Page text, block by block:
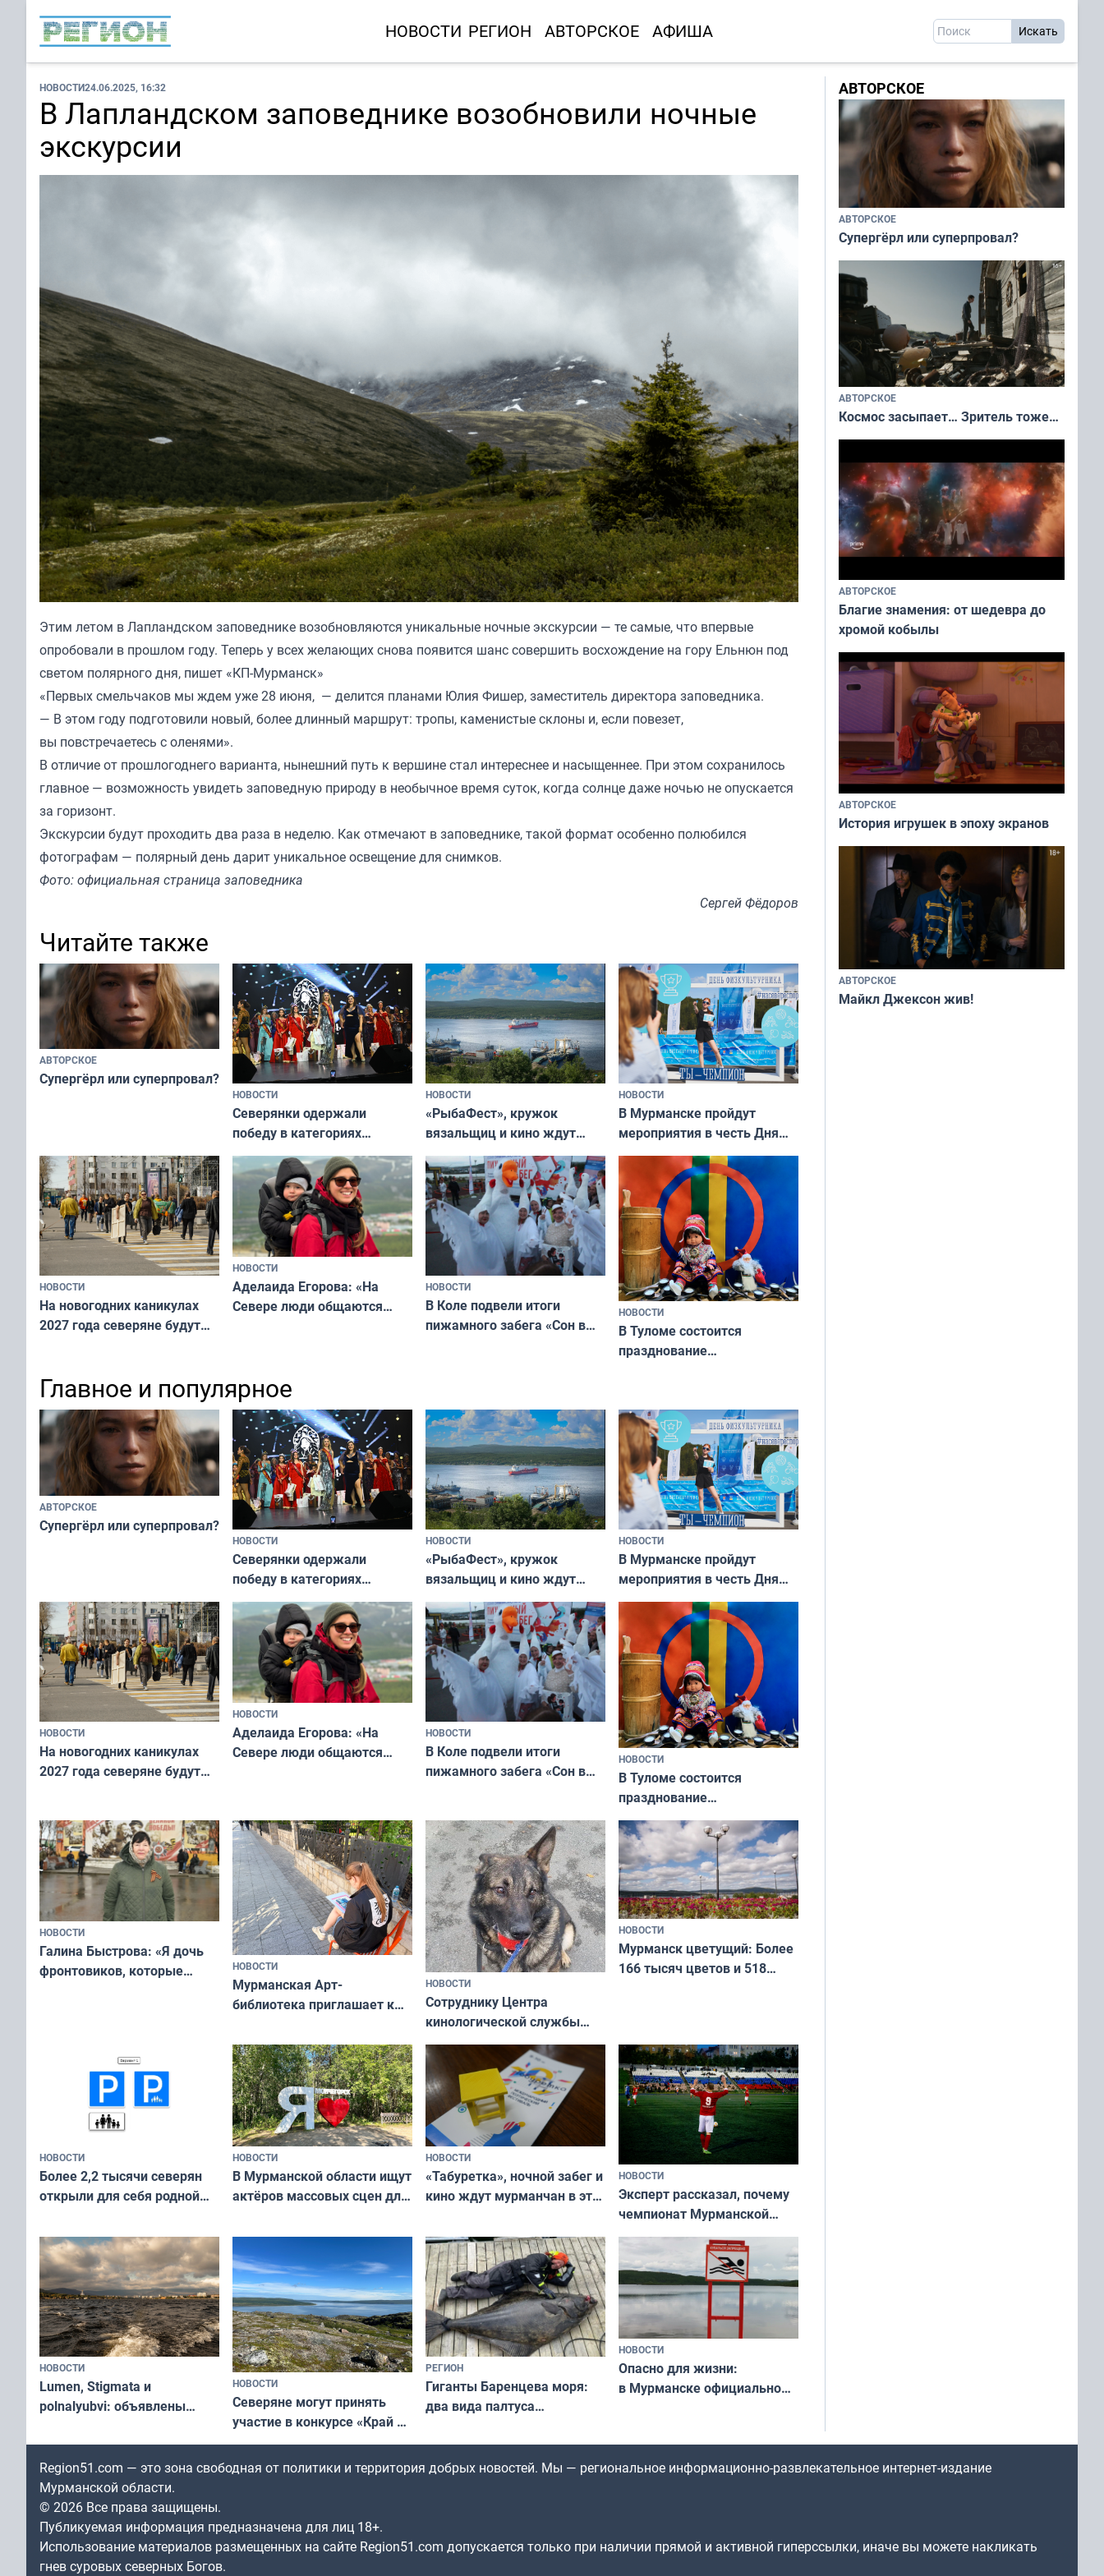
НОВОСТИ РЕГИОН АВТОРСКОЕ АФИША
НОВОСТИ24.06.2025, 16:32
В Лапландском заповеднике возобновили ночные
экскурсии
Этим летом в Лапландском заповеднике возобновляются уникальные ночные экскурсии — те самые, что впервые
опробовали в прошлом году. Теперь у всех желающих снова появится шанс совершить восхождение на гору Ельнюн под
светом полярного дня, пишет «КП-Мурманск»
«Первых смельчаков мы ждем уже 28 июня, — делится планами Юлия Фишер, заместитель директора заповедника.
— В этом году подготовили новый, более длинный маршрут: тропы, каменистые склоны и, если повезет,
вы повстречаетесь с оленями».
В отличие от прошлогоднего варианта, нынешний путь к вершине стал интереснее и насыщеннее. При этом сохранилось
главное — возможность увидеть заповедную природу в необычное время суток, когда солнце даже ночью не опускается
за горизонт.
Экскурсии будут проходить два раза в неделю. Как отмечают в заповеднике, такой формат особенно полюбился
фотографам — полярный день дарит уникальное освещение для снимков.
Фото: официальная страница заповедника
Сергей Фёдоров
Читайте также
АВТОРСКОЕ
Супергёрл или суперпровал?
НОВОСТИ
Северянки одержали
победу в категориях
всероссийского конкурса
«Мисс и Миссис Великая
Русь»
НОВОСТИ
«РыбаФест», кружок
вязальщиц и кино ждут
мурманчан в эти выходные
НОВОСТИ
В Мурманске пройдут
мероприятия в честь Дня
физкультурника
НОВОСТИ
На новогодних каникулах
2027 года северяне будут
НОВОСТИ
Аделаида Егорова: «На
Севере люди общаются
НОВОСТИ
В Коле подвели итоги
пижамного забега «Сон в
НОВОСТИ
В Туломе состоится
празднование
Главное и популярное
АВТОРСКОЕ
Супергёрл или суперпровал?
НОВОСТИ
Северянки одержали
победу в категориях
всероссийского конкурса
«Мисс и Миссис Великая
Русь»
НОВОСТИ
«РыбаФест», кружок
вязальщиц и кино ждут
мурманчан в эти выходные
НОВОСТИ
В Мурманске пройдут
мероприятия в честь Дня
физкультурника
НОВОСТИ
На новогодних каникулах
2027 года северяне будут
НОВОСТИ
Аделаида Егорова: «На
Севере люди общаются
НОВОСТИ
В Коле подвели итоги
пижамного забега «Сон в
НОВОСТИ
В Туломе состоится
празднование
Международного дня
коренных народов мира
НОВОСТИ
Галина Быстрова: «Я дочь
фронтовиков, которые
НОВОСТИ
Мурманская Арт-
библиотека приглашает к
и фотографов
НОВОСТИ
Сотруднику Центра
кинологической службы
ищут новый дом
НОВОСТИ
Мурманск цветущий: Более
166 тысяч цветов и 518
НОВОСТИ
Более 2,2 тысячи северян
открыли для себя родной
«Туризм для своих»
НОВОСТИ
В Мурманской области ищут
актёров массовых сцен для
короткометражном фильме
НОВОСТИ
«Табуретка», ночной забег и
кино ждут мурманчан в эти
НОВОСТИ
Эксперт рассказал, почему
чемпионат Мурманской
области по футболу остался
незамеченным
НОВОСТИ
Lumen, Stigmata и
polnalyubvi: объявлены
«Имандра» в 2026 года
НОВОСТИ
Северяне могут принять
участие в конкурсе «Край у
северной границы: фотогид
по Печенгскому округу»
РЕГИОН
Гиганты Баренцева моря:
два вида палтуса
НОВОСТИ
Опасно для жизни:
в Мурманске официально
АВТОРСКОЕ
АВТОРСКОЕ
Супергёрл или суперпровал?
АВТОРСКОЕ
Космос засыпает… Зритель тоже…
АВТОРСКОЕ
Благие знамения: от шедевра до
хромой кобылы
АВТОРСКОЕ
История игрушек в эпоху экранов
АВТОРСКОЕ
Майкл Джексон жив!
Region51.com — это зона свободная от политики и территория добрых новостей. Мы — региональное информационно-развлекательное интернет-издание
Мурманской области.
© 2026 Все права защищены.
Публикуемая информация предназначена для лиц 18+.
Использование материалов размещенных на сайте Region51.com допускается только при наличии прямой и активной гиперссылки, иначе вы можете накликать
гнев суровых северных Богов.